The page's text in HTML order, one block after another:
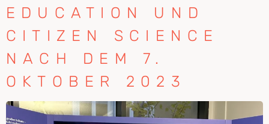
EDUCATION UND
CITIZEN SCIENCE
NACH DEM 7.
OKTOBER 2023